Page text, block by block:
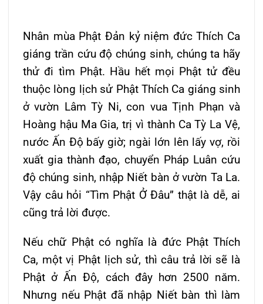
Nhân mùa Phật Ðản kỷ niệm đức Thích Ca
giáng trần cứu độ chúng sinh, chúng ta hãy
thử đi tìm Phật. Hầu hết mọi Phật tử đều
thuộc lòng lịch sử Phật Thích Ca giáng sinh
ở vườn Lâm Tỳ Ni, con vua Tịnh Phạn và
Hoàng hậu Ma Gia, trị vì thành Ca Tỳ La Vệ,
nước Ấn Ðộ bấy giờ; ngài lớn lên lấy vợ, rồi
xuất gia thành đạo, chuyển Pháp Luân cứu
độ chúng sinh, nhập Niết bàn ở vườn Ta La.
Vậy câu hỏi “Tìm Phật Ở Ðâu” thật là dễ, ai
cũng trả lời được.
Nếu chữ Phật có nghĩa là đức Phật Thích
Ca, một vị Phật lịch sử, thì câu trả lời sẽ là
Phật ở Ấn Ðộ, cách đây hơn 2500 năm.
Nhưng nếu Phật đã nhập Niết bàn thì làm